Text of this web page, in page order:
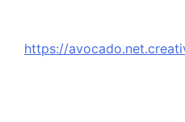
https://